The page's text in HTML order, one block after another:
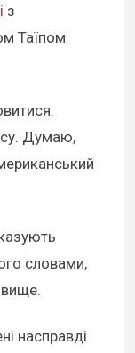
з
Таїпом
Думаю,
словами,
насправді